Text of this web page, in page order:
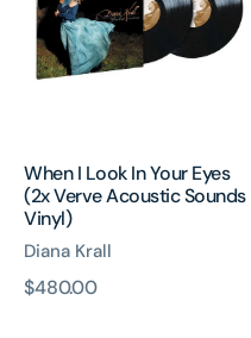
Your
Eyes
(2x
Vinyl)
When I Look In Your Eyes
(2x Verve Acoustic Sounds
Vinyl)
Diana Krall
原
$480.00